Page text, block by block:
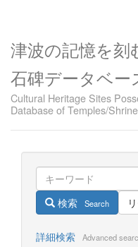
津波の記憶を
石碑データベー
Cultural Heritage Sites
Database of Temples/
検索 Search
詳細検索 Advanced